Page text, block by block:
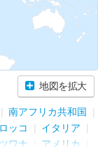
地図を拡大
南アフリカ共和国
ッコ
イタリア
ワナ
アメリカ